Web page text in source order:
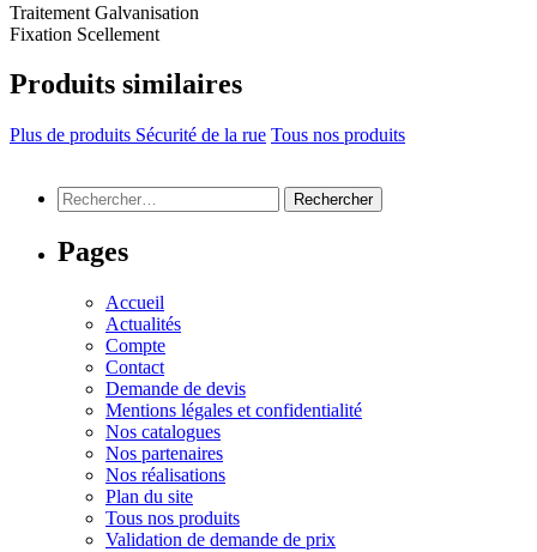
Traitement Galvanisation
Fixation Scellement
Produits similaires
Plus de produits Sécurité de la rue Tous nos produits
Rechercher :
Pages
Accueil
Actualités
Compte
Contact
Demande de devis
Mentions légales et confidentialité
Nos catalogues
Nos partenaires
Nos réalisations
Plan du site
Tous nos produits
Validation de demande de prix